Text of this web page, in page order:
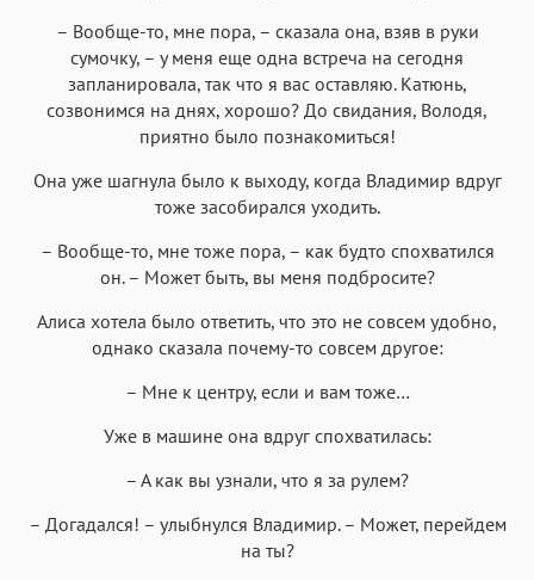
– Вообще-то, мне пора, – сказала она, взяв в руки
сумочку, – у меня еще одна встреча на сегодня
запланировала, так что я вас оставляю. Катюнь,
созвонимся на днях, хорошо? До свидания, Володя,
приятно было познакомиться!
Она уже шагнула было к выходу, когда Владимир вдруг
тоже засобирался уходить.
– Вообще-то, мне тоже пора, – как будто спохватился
он. – Может быть, вы меня подбросите?
Алиса хотела было ответить, что это не совсем удобно,
однако сказала почему-то совсем другое:
– Мне к центру, если и вам тоже…
Уже в машине она вдруг спохватилась:
– А как вы узнали, что я за рулем?
– Догадался! – улыбнулся Владимир. – Может, перейдем
на ты?